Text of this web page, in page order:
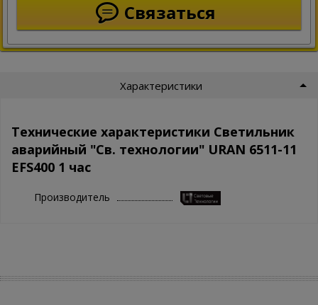
Связаться
Характеристики
Технические характеристики Светильник
аварийный "Св. технологии" URAN 6511-11
EFS400 1 час
Производитель